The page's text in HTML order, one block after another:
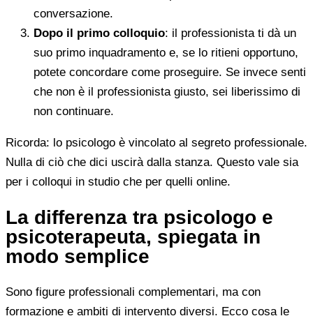
conversazione.
Dopo il primo colloquio: il professionista ti dà un
suo primo inquadramento e, se lo ritieni opportuno,
potete concordare come proseguire. Se invece senti
che non è il professionista giusto, sei liberissimo di
non continuare.
Ricorda: lo psicologo è vincolato al segreto professionale.
Nulla di ciò che dici uscirà dalla stanza. Questo vale sia
per i colloqui in studio che per quelli online.
La differenza tra psicologo e
psicoterapeuta, spiegata in
modo semplice
Sono figure professionali complementari, ma con
formazione e ambiti di intervento diversi. Ecco cosa le